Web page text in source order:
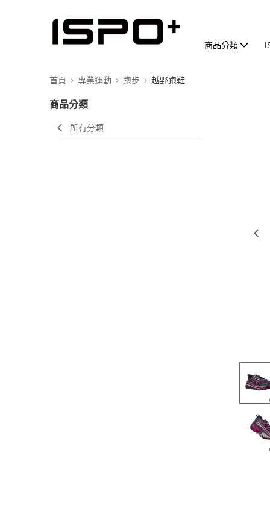
商品分類
首頁 專業運動 跑步 越野跑鞋
商品分類
所有分類